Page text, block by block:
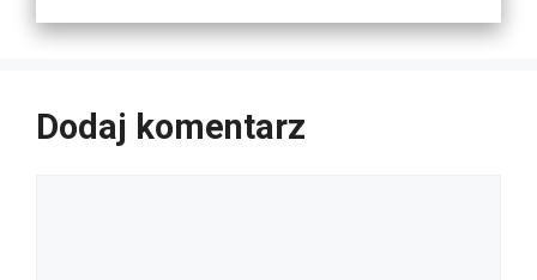
Dodaj komentarz